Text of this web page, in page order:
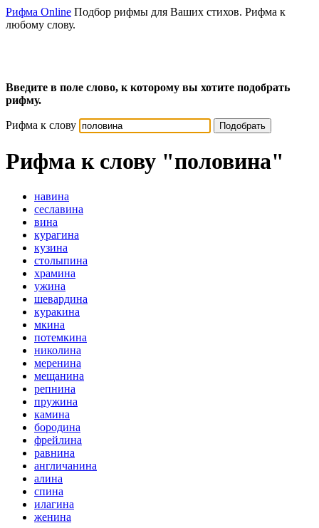
Рифма Online Подбор рифмы для Ваших стихов. Рифма к
любому слову.
Введите в поле слово, к которому вы хотите подобрать
рифму.
Рифма к слову Подобрать
Рифма к слову "половина"
навина
сеславина
вина
курагина
кузина
столыпина
храмина
ужина
шевардина
куракина
мкина
потемкина
николина
меренина
мещанина
репнина
пружина
камина
бородина
фрейлина
равнина
англичанина
алина
спина
илагина
женина